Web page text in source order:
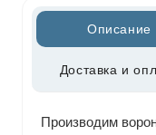
Описание
Доставка и
Производим